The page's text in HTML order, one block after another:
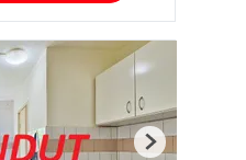
Next